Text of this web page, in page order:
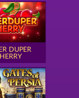
DUPER